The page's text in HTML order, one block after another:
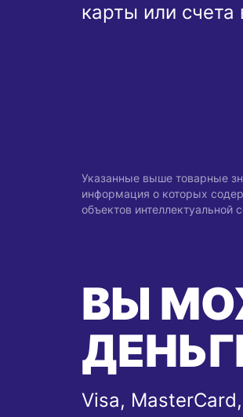
карты или счета
Указанные выше товарные
информация о которых
объектов интеллектуальной
ВЫ
Visa,